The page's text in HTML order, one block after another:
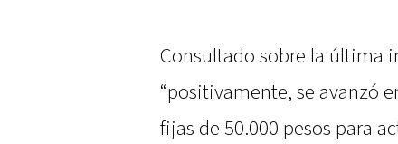
Consultado sobre la última
“positivamente, se avanzó
fijas de 50.000 pesos para